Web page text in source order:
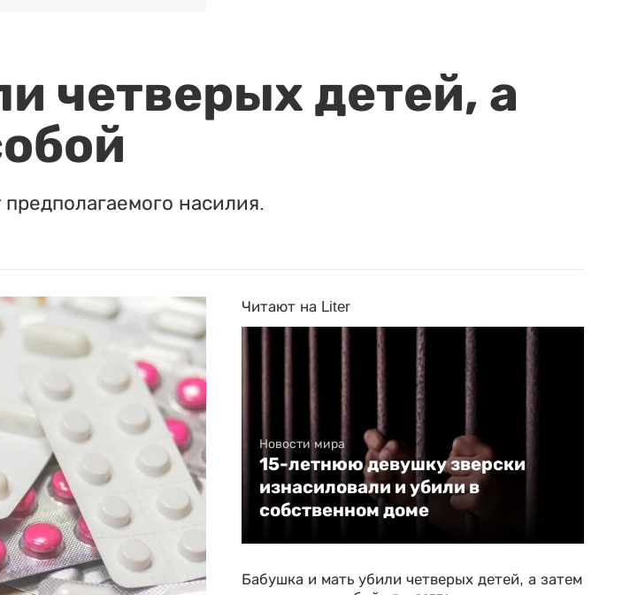
четверых детей, а
насилия.
Читают на Liter
Новости мира
15-летнюю девушку зверски
изнасиловали и убили в
собственном доме
Бабушка и мать убили четверых детей, а затем